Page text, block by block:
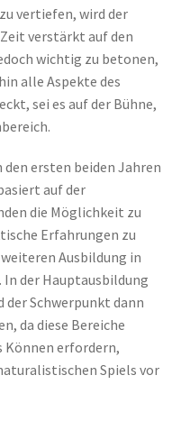
vertiefen, wird der
verstärkt auf den
wichtig zu betonen,
alle Aspekte des
sei es auf der Bühne,
den ersten beiden Jahren
auf der
die Möglichkeit zu
Erfahrungen zu
Ausbildung in
der Hauptausbildung
der Schwerpunkt dann
da diese Bereiche
Können erfordern,
Spiels vor